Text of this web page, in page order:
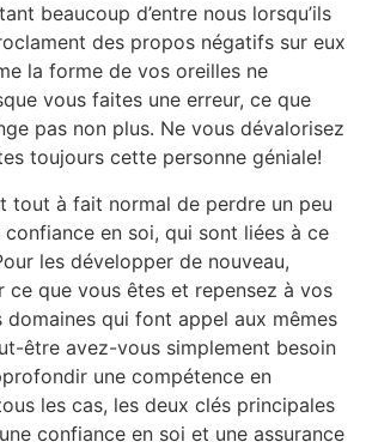
beaucoup d’entre nous lorsqu’ils
des propos négatifs sur eux
la forme de vos oreilles ne
vous faites une erreur, ce que
pas non plus. Ne vous dévalorisez
toujours cette personne géniale!
tout à fait normal de perdre un peu
confiance en soi, qui sont liées à ce
les développer de nouveau,
ce que vous êtes et repensez à vos
domaines qui font appel aux mêmes
être avez-vous simplement besoin
une compétence en
les cas, les deux clés principales
confiance en soi et une assurance